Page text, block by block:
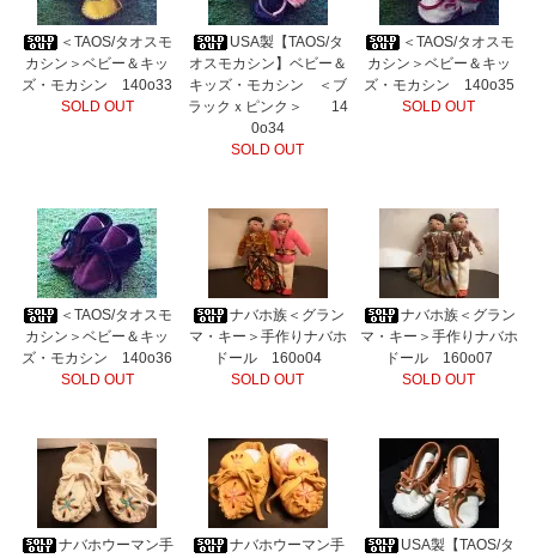
＜TAOS/タオスモ
カシン＞ベビー＆キッ
ズ・モカシン 140o33
SOLD OUT
USA製【TAOS/タ
オスモカシン】ベビー＆
キッズ・モカシン ＜ブ
ラックｘピンク＞ 14
0o34
SOLD OUT
＜TAOS/タオスモ
カシン＞ベビー＆キッ
ズ・モカシン 140o35
SOLD OUT
＜TAOS/タオスモ
カシン＞ベビー＆キッ
ズ・モカシン 140o36
SOLD OUT
ナバホ族＜グラン
マ・キー＞手作りナバホ
ドール 160o04
SOLD OUT
ナバホ族＜グラン
マ・キー＞手作りナバホ
ドール 160o07
SOLD OUT
ナバホウーマン手
ナバホウーマン手
USA製【TAOS/タ